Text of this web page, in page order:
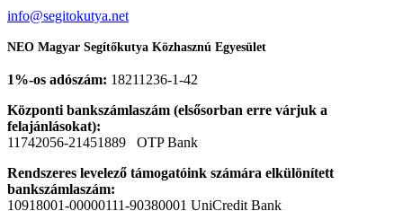
info@segitokutya.net
NEO Magyar Segítőkutya Közhasznú Egyesület
1%-os adószám: 18211236-1-42
Központi bankszámlaszám (elsősorban erre várjuk a
felajánlásokat):
11742056-21451889 OTP Bank
Rendszeres levelező támogatóink számára elkülönített
bankszámlaszám:
10918001-00000111-90380001 UniCredit Bank